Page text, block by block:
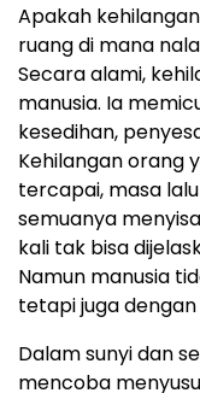
Apakah
ruang di mana
Secara alami,
manusia. Ia
kesedihan,
Kehilangan orang
tercapai, masa
semuanya
kali tak bisa
Namun manusia
tetapi juga dengan
Dalam sunyi dan
mencoba